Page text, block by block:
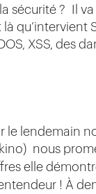
sécurité ? Il
là qu’intervient
XSS, des
le lendemain
nous
elle
! À